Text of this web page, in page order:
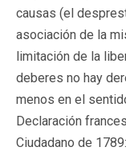
causas (el
asociación de la
limitación de la
deberes no hay
menos en el
Declaración
Ciudadano de